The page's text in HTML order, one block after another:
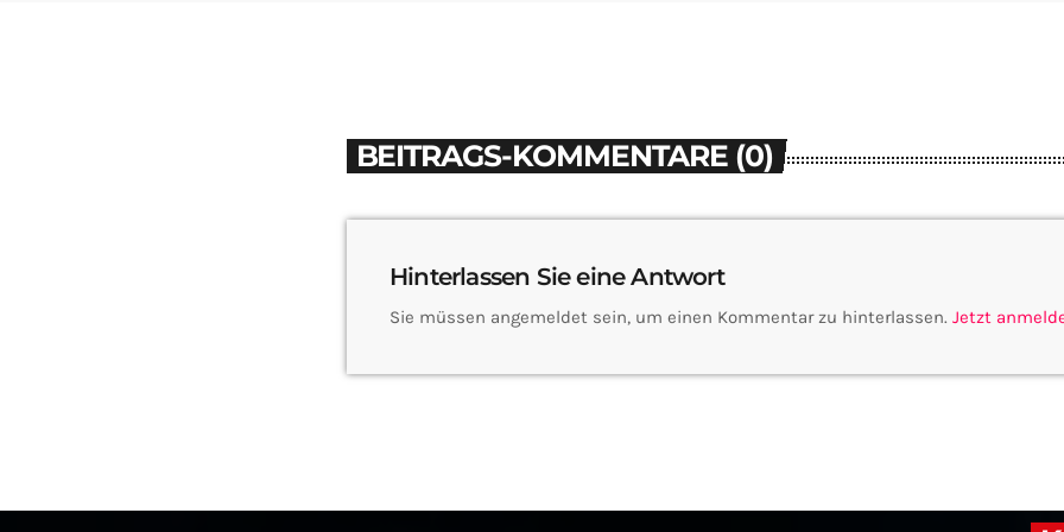
BEITRAGS-KOMMENTARE (0)
Hinterlassen Sie eine Antwort
Sie müssen angemeldet sein, um einen Kommentar zu hinterlassen. Jetzt